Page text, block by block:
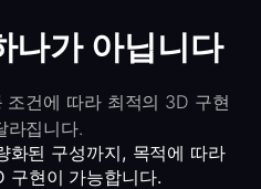
나가 아닙니다
건에 따라 최적의 3D 구현
라집니다.
화된 구성까지, 목적에 따라
구현이 가능합니다.